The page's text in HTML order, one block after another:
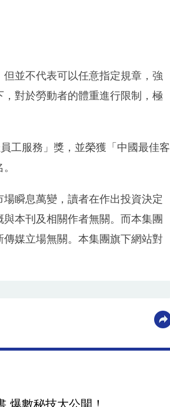
並不代表可以任意指定規章，強
對於勞動者的體重進行限制，極
工服務」獎，並榮獲「中國最佳客
瞬息萬變，讀者在作出投資決定
本刊及相關作者無關。而本集團
媒立場無關。本集團旗下網站對
爆數秘技大公開！